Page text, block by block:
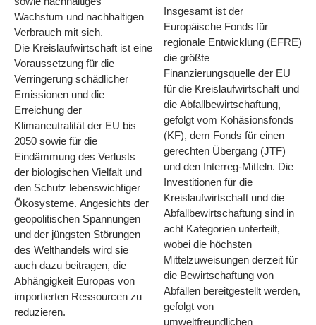
Wachstum und nachhaltigen
Verbrauch mit sich.
Die Kreislaufwirtschaft ist eine
Voraussetzung für die
Verringerung schädlicher
Emissionen und die
Erreichung der
Klimaneutralität der EU bis
2050 sowie für die
Eindämmung des Verlusts
der biologischen Vielfalt und
den Schutz lebenswichtiger
Ökosysteme. Angesichts der
geopolitischen Spannungen
und der jüngsten Störungen
des Welthandels wird sie
auch dazu beitragen, die
Abhängigkeit Europas von
importierten Ressourcen zu
reduzieren.
Insgesamt ist der
Europäische Fonds für
regionale Entwicklung (EFRE)
die größte
Finanzierungsquelle der EU
für die Kreislaufwirtschaft und
die Abfallbewirtschaftung,
gefolgt vom Kohäsionsfonds
(KF), dem Fonds für einen
gerechten Übergang (JTF)
und den Interreg-Mitteln. Die
Investitionen für die
Kreislaufwirtschaft und die
Abfallbewirtschaftung sind in
acht Kategorien unterteilt,
wobei die höchsten
Mittelzuweisungen derzeit für
die Bewirtschaftung von
Abfällen bereitgestellt werden,
gefolgt von
umweltfreundlichen